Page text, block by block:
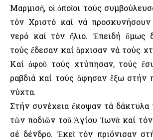
Μαρμισῆ, οἱ ὁποῖοι τούς
τόν Χριστό καί νά
νερό καί τόν ἥλιο. Ἐπειδή ὅμως
τούς ἔδεσαν καί ἄρχισαν νά τούς
Καί ἀφοῦ τούς χτύπησαν, τούς
ραβδιά καί τούς ἄφησαν ἔξω στήν
νύχτα.
Στήν συνέχεια ἔκοψαν τά δάκτυλα
τῶν ποδιῶν τοῦ Ἁγίου Ἰωνᾶ καί
σέ δένδρο. Ἐκεῖ τόν πριόνισαν